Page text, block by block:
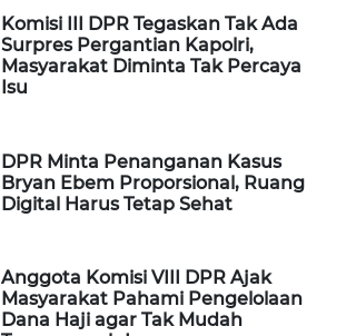
Komisi III DPR Tegaskan Tak Ada
Surpres Pergantian Kapolri,
Masyarakat Diminta Tak Percaya
Isu
DPR Minta Penanganan Kasus
Bryan Ebem Proporsional, Ruang
Digital Harus Tetap Sehat
Anggota Komisi VIII DPR Ajak
Masyarakat Pahami Pengelolaan
Dana Haji agar Tak Mudah